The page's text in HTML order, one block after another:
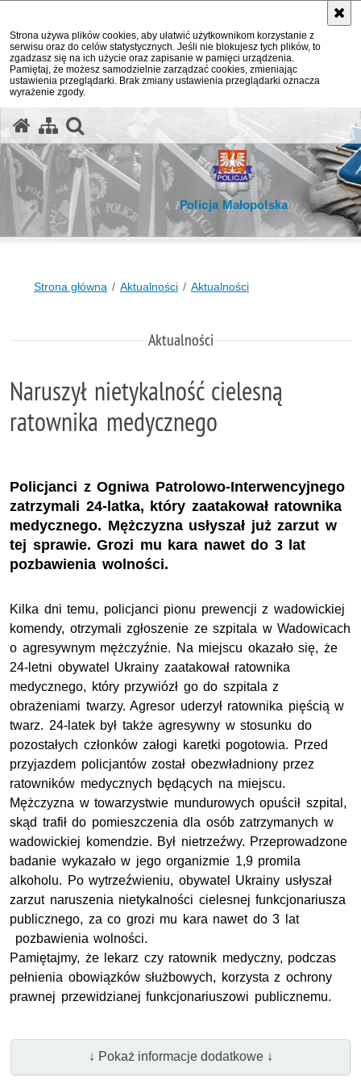
Strona używa plików cookies, aby ułatwić użytkownikom korzystanie z
serwisu oraz do celów statystycznych. Jeśli nie blokujesz tych plików, to
zgadzasz się na ich użycie oraz zapisanie w pamięci urządzenia.
Pamiętaj, że możesz samodzielnie zarządzać cookies, zmieniając
ustawienia przeglądarki. Brak zmiany ustawienia przeglądarki oznacza
wyrażenie zgody.
Policja Małopolska
Strona główna Aktualności Aktualności
Aktualności
Naruszył nietykalność cielesną
ratownika medycznego
Policjanci z Ogniwa Patrolowo-Interwencyjnego
zatrzymali 24-latka, który zaatakował ratownika
medycznego. Mężczyzna usłyszał już zarzut w
tej sprawie. Grozi mu kara nawet do 3 lat
pozbawienia wolności.
Kilka dni temu, policjanci pionu prewencji z wadowickiej
komendy, otrzymali zgłoszenie ze szpitala w Wadowicach
o agresywnym mężczyźnie. Na miejscu okazało się, że
24-letni obywatel Ukrainy zaatakował ratownika
medycznego, który przywiózł go do szpitala z
obrażeniami twarzy. Agresor uderzył ratownika pięścią w
twarz. 24-latek był także agresywny w stosunku do
pozostałych członków załogi karetki pogotowia. Przed
przyjazdem policjantów został obezwładniony przez
ratowników medycznych będących na miejscu.
Mężczyzna w towarzystwie mundurowych opuścił szpital,
skąd trafił do pomieszczenia dla osób zatrzymanych w
wadowickiej komendzie. Był nietrzeźwy. Przeprowadzone
badanie wykazało w jego organizmie 1,9 promila
alkoholu. Po wytrzeźwieniu, obywatel Ukrainy usłyszał
zarzut naruszenia nietykalności cielesnej funkcjonariusza
publicznego, za co grozi mu kara nawet do 3 lat
pozbawienia wolności.
Pamiętajmy, że lekarz czy ratownik medyczny, podczas
pełnienia obowiązków służbowych, korzysta z ochrony
prawnej przewidzianej funkcjonariuszowi publicznemu.
↓ Pokaż informacje dodatkowe ↓